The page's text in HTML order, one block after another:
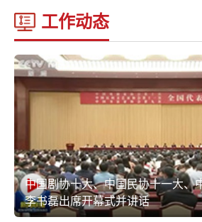
工作动态
中国剧协十大、中国民协十一大、
李书磊出席开幕式并讲话